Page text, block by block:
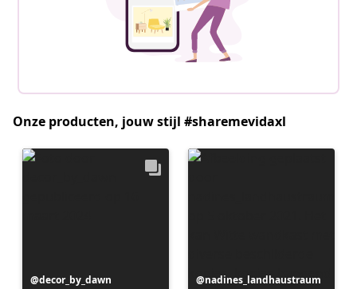
Onze producten, jouw stijl #sharemevidaxl
Bericht
decor_by_dawn
Bericht
nadines_landhaustraum